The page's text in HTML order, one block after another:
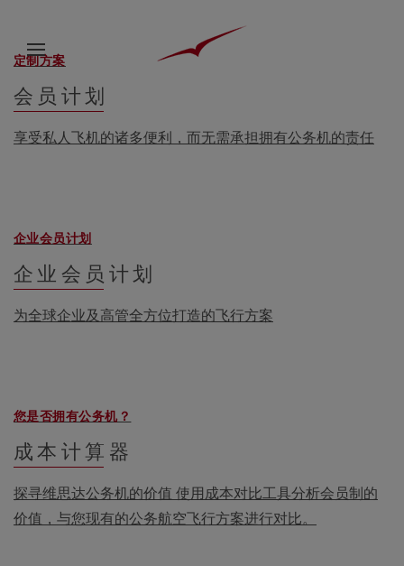
定制方案
会员计划
享受私人飞机的诸多便利，而无需承担拥有公务机的责任
企业会员计划
企业会员计划
为全球企业及高管全方位打造的飞行方案
您是否拥有公务机？
成本计算器
探寻维思达公务机的价值 使用成本对比工具分析会员制的
价值，与您现有的公务航空飞行方案进行对比。